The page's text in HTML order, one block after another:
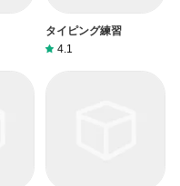
タイピング練習
4.1